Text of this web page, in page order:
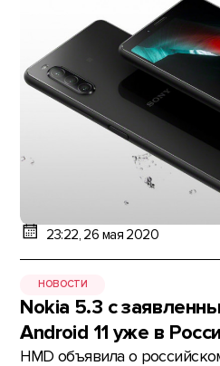
23:22, 26 мая 2020
НОВОСТИ
Nokia 5.3 с
Android 11 уже в
HMD объявила о